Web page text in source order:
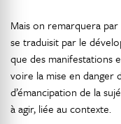
Mais on remarquera
se traduisit par le
que des manifestations
voire la mise en danger
d’émancipation de la
à agir, liée au contexte.